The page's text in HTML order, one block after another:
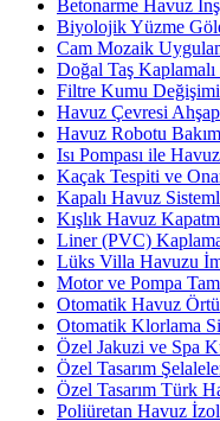
Betonarme Havuz
Biyolojik Yüzme
Cam Mozaik
Doğal Taş
Filtre Kumu Değişimi
Havuz Çevresi
Havuz Robotu
Isı Pompası ile
Kaçak Tespiti ve
Kapalı Havuz
Kışlık Havuz
Liner (PVC)
Lüks Villa Havuzu
Motor ve Pompa
Otomatik Havuz
Otomatik Klorlama
Özel Jakuzi ve Spa
Özel Tasarım
Özel Tasarım Türk
Poliüretan Havuz